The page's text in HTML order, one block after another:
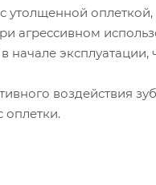
утолщенной
агрессивном
начале
воздействия